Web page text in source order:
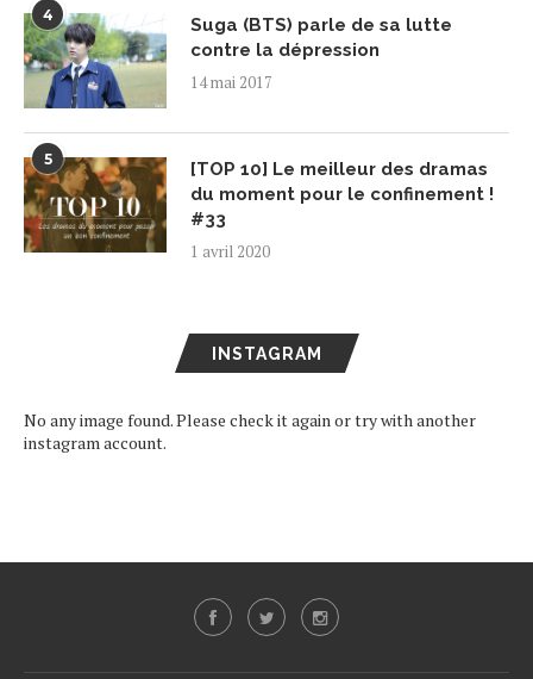
4
Suga (BTS) parle de sa lutte
contre la dépression
14 mai 2017
5
[TOP 10] Le meilleur des dramas
du moment pour le confinement !
#33
1 avril 2020
INSTAGRAM
No any image found. Please check it again or try with another
instagram account.